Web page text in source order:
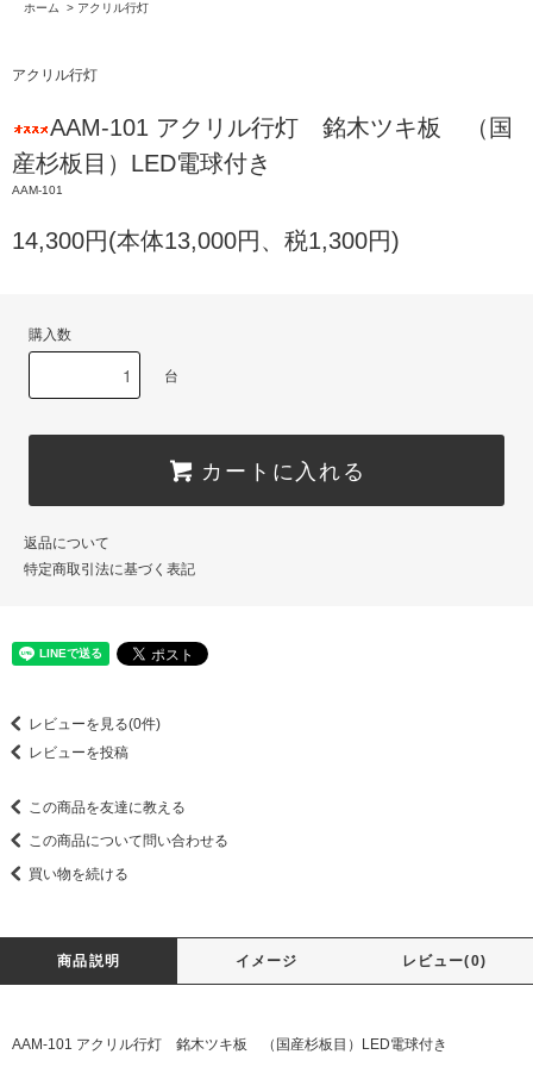
ホーム > アクリル行灯
アクリル行灯
AAM-101 アクリル行灯 銘木ツキ板 （国
産杉板目）LED電球付き
AAM-101
14,300円(本体13,000円、税1,300円)
購入数
台
カートに入れる
返品について
特定商取引法に基づく表記
レビューを見る(0件)
レビューを投稿
この商品を友達に教える
この商品について問い合わせる
買い物を続ける
商品説明 イメージ レビュー(0)
AAM-101 アクリル行灯 銘木ツキ板 （国産杉板目）LED電球付き